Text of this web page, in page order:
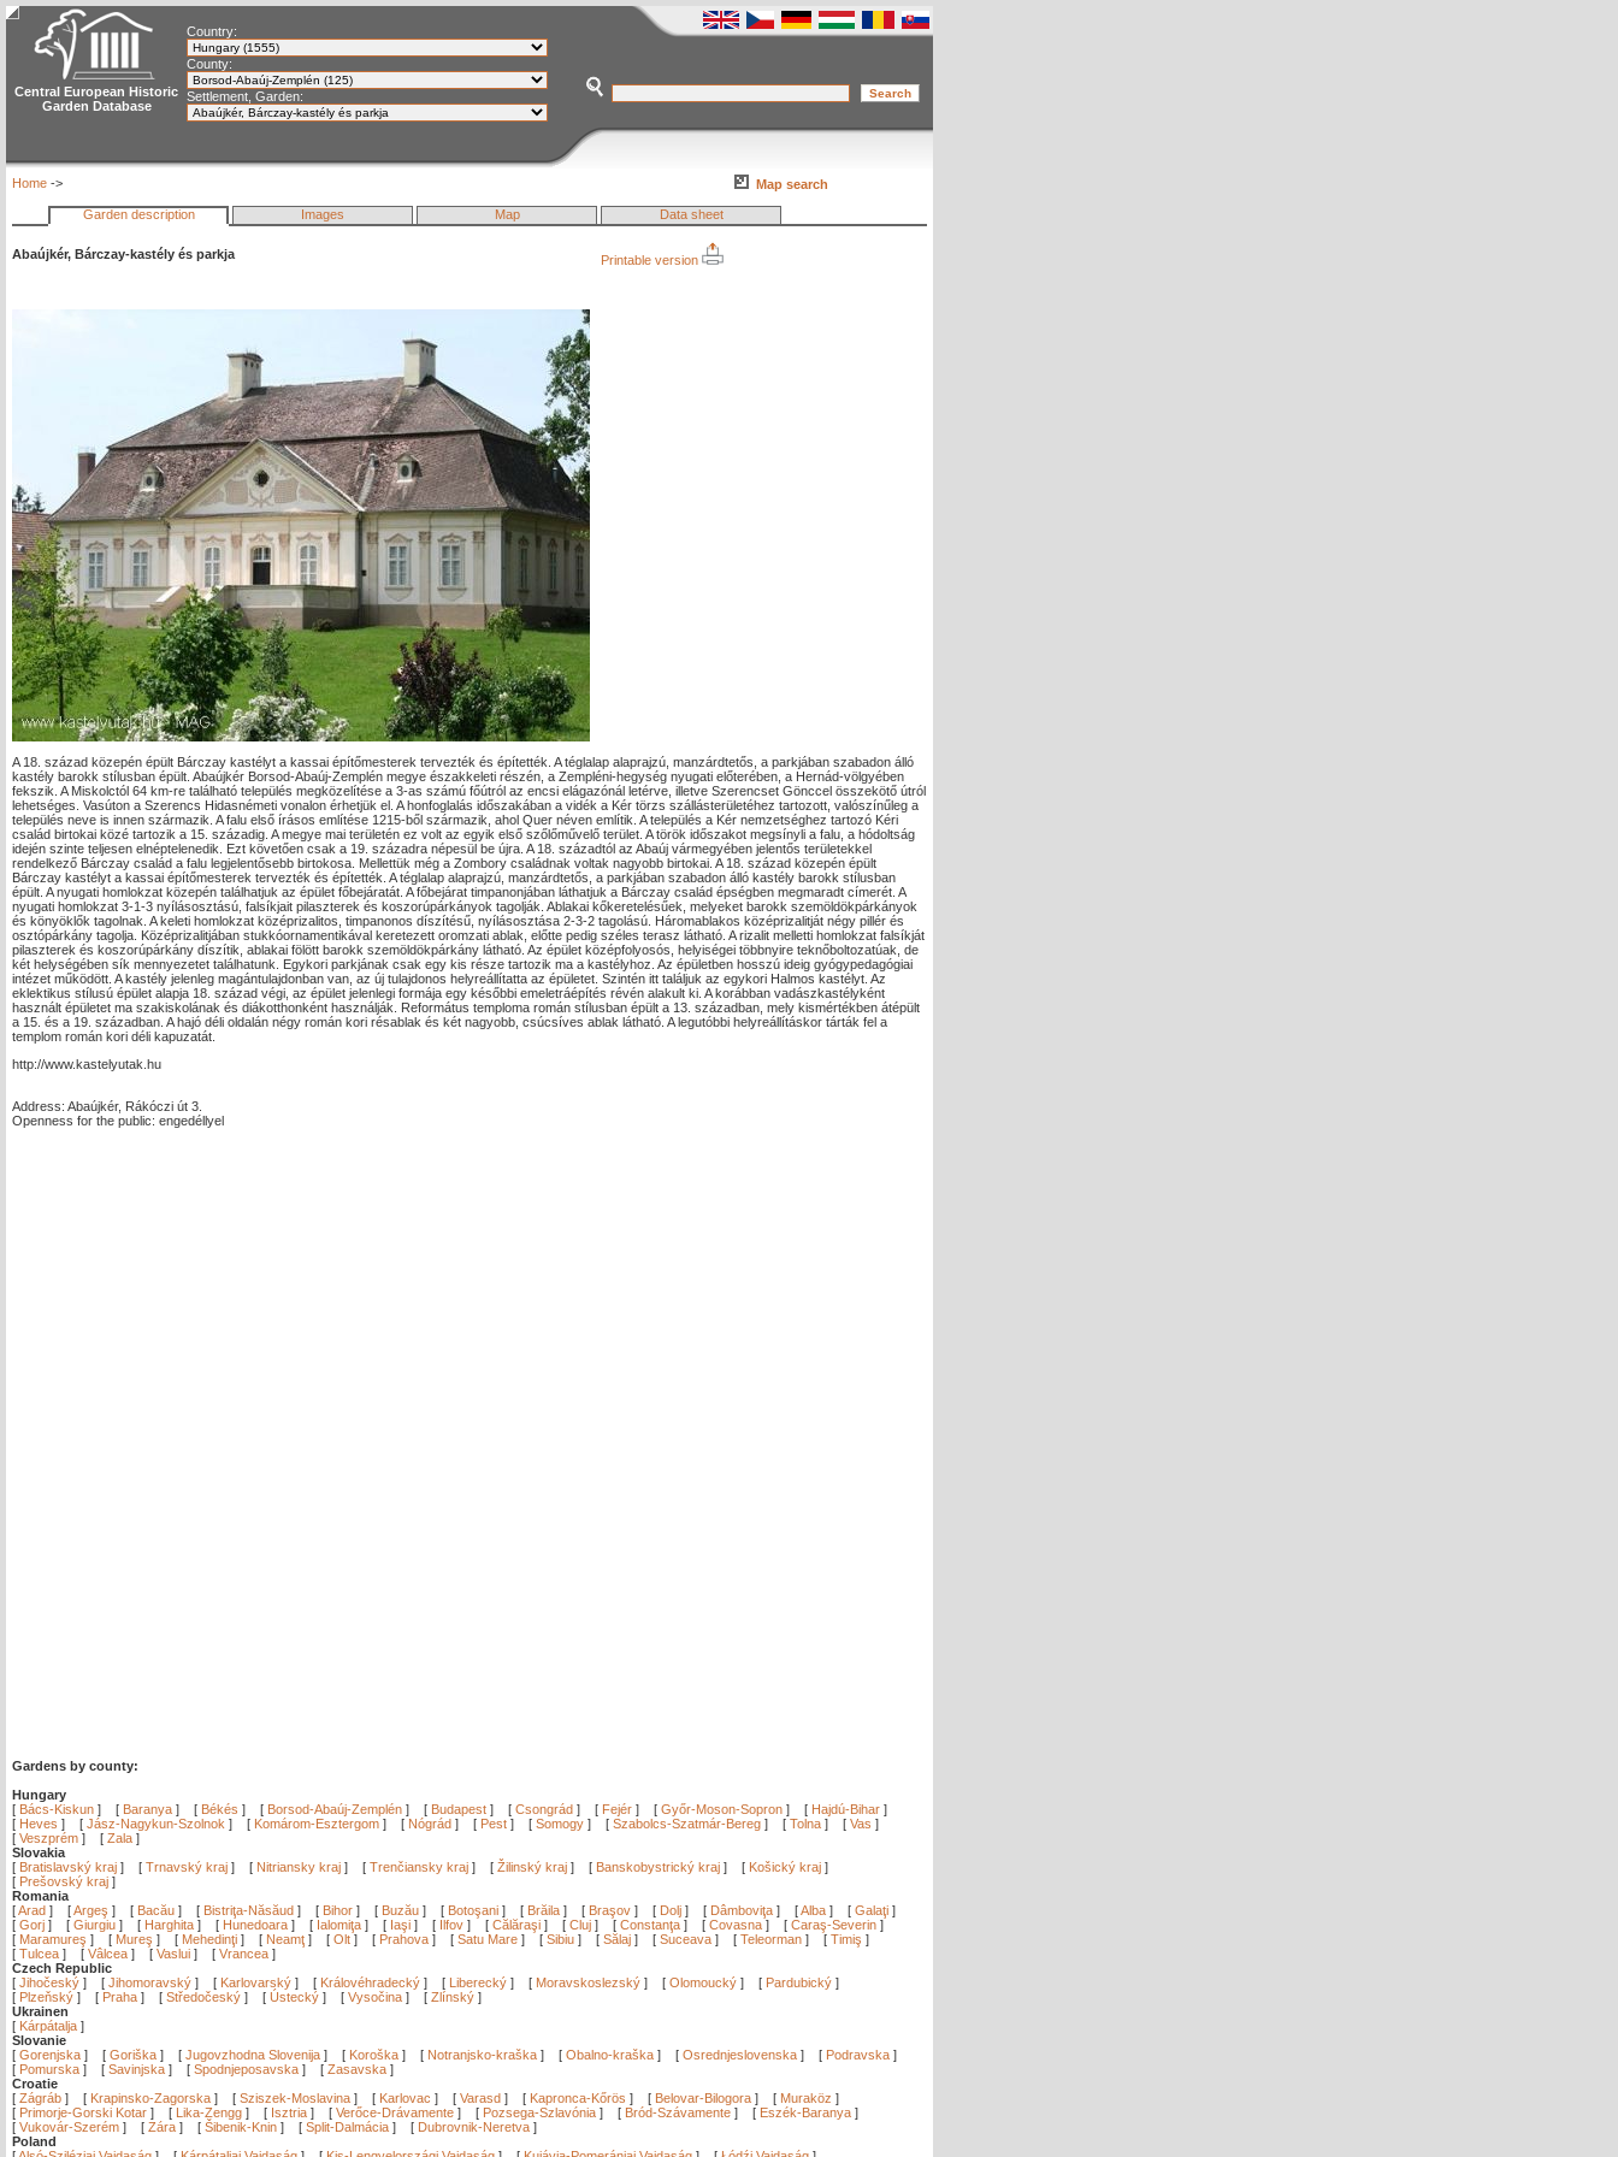
Central European Historic
Garden Database
Country:
County:
Settlement, Garden:
Home -> Map search
Garden description Images Map Data sheet
Abaújkér, Bárczay-kastély és parkja Printable version
A 18. század közepén épült Bárczay kastélyt a kassai építőmesterek tervezték és építették. A téglalap alaprajzú, manzárdtetős, a parkjában szabadon álló
kastély barokk stílusban épült. Abaújkér Borsod-Abaúj-Zemplén megye északkeleti részén, a Zempléni-hegység nyugati előterében, a Hernád-völgyében
fekszik. A Miskolctól 64 km-re található település megközelítése a 3-as számú főútról az encsi elágazónál letérve, illetve Szerencset Gönccel összekötő útról
lehetséges. Vasúton a Szerencs Hidasnémeti vonalon érhetjük el. A honfoglalás időszakában a vidék a Kér törzs szállásterületéhez tartozott, valószínűleg a
település neve is innen származik. A falu első írásos említése 1215-ből származik, ahol Quer néven említik. A település a Kér nemzetséghez tartozó Kéri
család birtokai közé tartozik a 15. századig. A megye mai területén ez volt az egyik első szőlőművelő terület. A török időszakot megsínyli a falu, a hódoltság
idején szinte teljesen elnéptelenedik. Ezt követően csak a 19. századra népesül be újra. A 18. századtól az Abaúj vármegyében jelentős területekkel
rendelkező Bárczay család a falu legjelentősebb birtokosa. Mellettük még a Zombory családnak voltak nagyobb birtokai. A 18. század közepén épült
Bárczay kastélyt a kassai építőmesterek tervezték és építették. A téglalap alaprajzú, manzárdtetős, a parkjában szabadon álló kastély barokk stílusban
épült. A nyugati homlokzat közepén találhatjuk az épület főbejáratát. A főbejárat timpanonjában láthatjuk a Bárczay család épségben megmaradt címerét. A
nyugati homlokzat 3-1-3 nyílásosztású, falsíkjait pilaszterek és koszorúpárkányok tagolják. Ablakai kőkeretelésűek, melyeket barokk szemöldökpárkányok
és könyöklők tagolnak. A keleti homlokzat középrizalitos, timpanonos díszítésű, nyílásosztása 2-3-2 tagolású. Háromablakos középrizalitját négy pillér és
osztópárkány tagolja. Középrizalitjában stukkóornamentikával keretezett oromzati ablak, előtte pedig széles terasz látható. A rizalit melletti homlokzat falsíkját
pilaszterek és koszorúpárkány díszítik, ablakai fölött barokk szemöldökpárkány látható. Az épület középfolyosós, helyiségei többnyire teknőbolto­zatú­ak, de
két helységében sík mennyezetet találhatunk. Egykori parkjának csak egy kis része tartozik ma a kastélyhoz. Az épületben hosszú ideig gyógypedagógiai
intézet működött. A kastély jelenleg magántulajdonban van, az új tulajdonos helyreállítatta az épületet. Szintén itt találjuk az egykori Halmos kastélyt. Az
eklektikus stílusú épület alapja 18. század végi, az épület jelenlegi formája egy későbbi emeletráépítés révén alakult ki. A korábban vadászkastélyként
használt épületet ma szakiskolának és diákotthonként használják. Református temploma román stílusban épült a 13. században, mely kismértékben átépült
a 15. és a 19. században. A hajó déli oldalán négy román kori résablak és két nagyobb, csúcsíves ablak látható. A legutóbbi helyreállításkor tárták fel a
templom román kori déli kapuzatát.
http://www.kastelyutak.hu
Address: Abaújkér, Rákóczi út 3.
Openness for the public: engedéllyel
Gardens by county:
Hungary
[ Bács-Kiskun ] [ Baranya ] [ Békés ] [ Borsod-Abaúj-Zemplén ] [ Budapest ] [ Csongrád ] [ Fejér ] [ Győr-Moson-Sopron ] [ Hajdú-Bihar ]
[ Heves ] [ Jász-Nagykun-Szolnok ] [ Komárom-Esztergom ] [ Nógrád ] [ Pest ] [ Somogy ] [ Szabolcs-Szatmár-Bereg ] [ Tolna ] [ Vas ]
[ Veszprém ] [ Zala ]
Slovakia
[ Bratislavský kraj ] [ Trnavský kraj ] [ Nitriansky kraj ] [ Trenčiansky kraj ] [ Žilinský kraj ] [ Banskobystrický kraj ] [ Košický kraj ]
[ Prešovský kraj ]
Romania
[Arad ] [Argeş ] [ Bacău ] [ Bistriţa-Năsăud ] [ Bihor ] [ Buzău ] [ Botoşani ] [ Brăila ] [ Braşov ] [ Dolj ] [ Dâmboviţa ] [Alba ] [ Galaţi ]
[ Gorj ] [ Giurgiu ] [ Harghita ] [ Hunedoara ] [ Ialomiţa ] [ Iaşi ] [ Ilfov ] [ Călăraşi ] [ Cluj ] [ Constanţa ] [ Covasna ] [ Caraş-Severin ]
[ Maramureş ] [ Mureş ] [ Mehedinţi ] [ Neamţ ] [ Olt ] [ Prahova ] [ Satu Mare ] [ Sibiu ] [ Sălaj ] [ Suceava ] [ Teleorman ] [ Timiş ]
[ Tulcea ] [ Vâlcea ] [ Vaslui ] [ Vrancea ]
Czech Republic
[ Jihočeský ] [ Jihomoravský ] [ Karlovarský ] [ Královéhradecký ] [ Liberecký ] [ Moravskoslezský ] [ Olomoucký ] [ Pardubický ]
[ Plzeňský ] [ Praha ] [ Středočeský ] [ Ústecký ] [ Vysočina ] [ Zlínský ]
Ukrainen
[ Kárpátalja ]
Slovanie
[ Gorenjska ] [ Goriška ] [ Jugovzhodna Slovenija ] [ Koroška ] [ Notranjsko-kraška ] [ Obalno-kraška ] [ Osrednjeslovenska ] [ Podravska ]
[ Pomurska ] [ Savinjska ] [ Spodnjeposavska ] [ Zasavska ]
Croatie
[ Zágráb ] [ Krapinsko-Zagorska ] [ Sziszek-Moslavina ] [ Karlovac ] [ Varasd ] [ Kapronca-Kőrös ] [ Belovar-Bilogora ] [ Muraköz ]
[ Primorje-Gorski Kotar ] [ Lika-Zengg ] [ Isztria ] [ Verőce-Drávamente ] [ Pozsega-Szlavónia ] [ Bród-Szávamente ] [ Eszék-Baranya ]
[ Vukovár-Szerém ] [ Zára ] [ Šibenik-Knin ] [ Split-Dalmácia ] [ Dubrovnik-Neretva ]
Poland